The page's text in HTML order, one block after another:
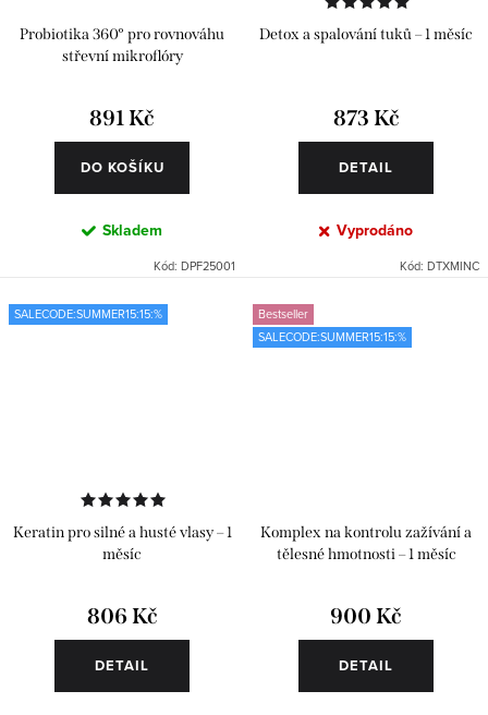
Probiotika 360° pro rovnováhu
střevní mikroflóry
891 Kč
DO KOŠÍKU
Skladem
Kód: DPF25001
Detox a spalování tuků – 1 měsíc
873 Kč
DETAIL
Vyprodáno
Kód: DTXMINC
SALECODE:SUMMER15:15:%
Keratin pro silné a husté vlasy – 1
měsíc
806 Kč
DETAIL
Bestseller
SALECODE:SUMMER15:15:%
Komplex na kontrolu zažívání a
tělesné hmotnosti – 1 měsíc
900 Kč
DETAIL